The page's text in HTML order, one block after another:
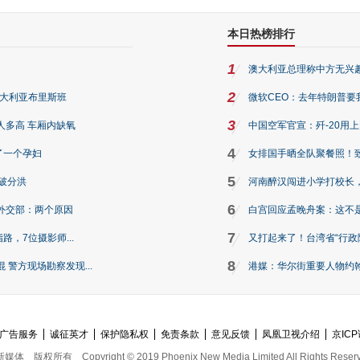
利亚布里斯班
多高 车厢内缺氧
一个孕妇
分洪
交部：两个原因
，7位摄影师...
警方现场勘察发现...
本日热榜排行
1 澳大利亚总理称中方无兴
2 微软CEO：去年特朗普要
3 中国空军官宣：歼-20用
4 女排国手晒全队聚餐照！
5 河南醉汉闯进小学打校长
6 白宫回应孟晚舟案：这不
7 又打起来了！台湾省“行
8 港媒：华尔街重要人物约
广告服务 诚征英才 保护隐私权 免责条款 意见反馈 凤凰卫视介绍
京
媒体
版权所有 Copyright © 2019 Phoenix New Media Limited All Rights